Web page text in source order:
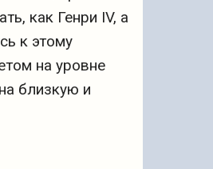
как Генри IV, а
к этому
на уровне
близкую и